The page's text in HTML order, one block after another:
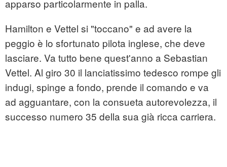
apparso particolarmente in palla.
Hamilton e Vettel si "toccano" e ad avere la
peggio è lo sfortunato pilota inglese, che deve
lasciare. Va tutto bene quest'anno a Sebastian
Vettel. Al giro 30 il lanciatissimo tedesco rompe gli
indugi, spinge a fondo, prende il comando e va
ad agguantare, con la consueta autorevolezza, il
successo numero 35 della sua già ricca carriera.